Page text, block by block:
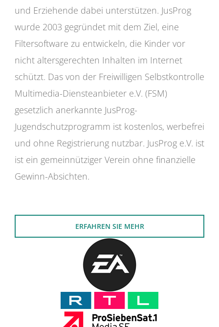
und Erziehende dabei unterstützen. JusProg
wurde 2003 gegründet mit dem Ziel, eine
Filtersoftware zu entwickeln, die Kinder vor
nicht altersgerechten Inhalten im Internet
schützt. Das von der Freiwilligen Selbstkontrolle
Multimedia-Diensteanbieter e.V. (FSM)
gesetzlich anerkannte JusProg-
Jugendschutzprogramm ist kostenlos, werbefrei
und ohne Registrierung nutzbar. JusProg e.V. ist
ist ein gemeinnütziger Verein ohne finanzielle
Gewinn-Absichten.
ERFAHREN SIE MEHR